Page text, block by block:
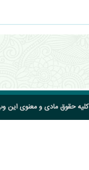
کلیه حقوق مادی و معنوی